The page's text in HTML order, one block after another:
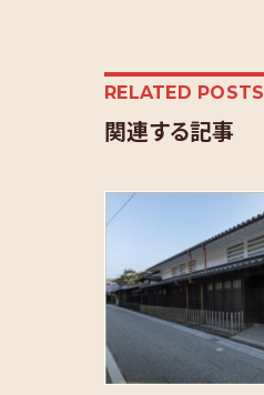
RELATED POSTS
関連する記事